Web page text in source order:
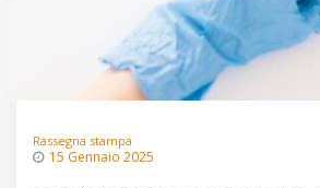
Rassegna stampa
15 Gennaio 2025